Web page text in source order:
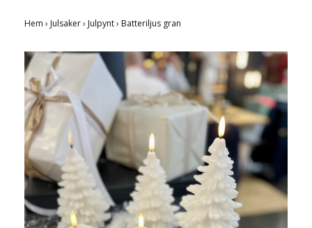
Hem › Julsaker› Julpynt› Batteriljus gran